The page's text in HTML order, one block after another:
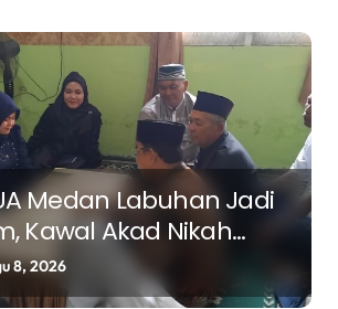
Medan Labuhan Jadi
Kawal Akad Nikah
Samawa
8, 2026